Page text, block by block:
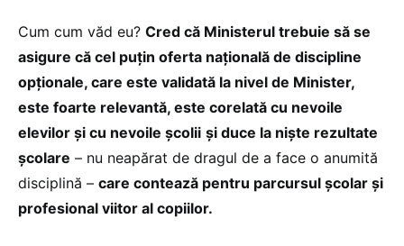
Cum cum văd eu? Cred că Ministerul trebuie să se
asigure că cel puțin oferta națională de discipline
opționale, care este validată la nivel de Minister,
este foarte relevantă, este corelată cu nevoile
elevilor și cu nevoile școlii și duce la niște rezultate
școlare – nu neapărat de dragul de a face o anumită
disciplină – care contează pentru parcursul școlar și
profesional viitor al copiilor.